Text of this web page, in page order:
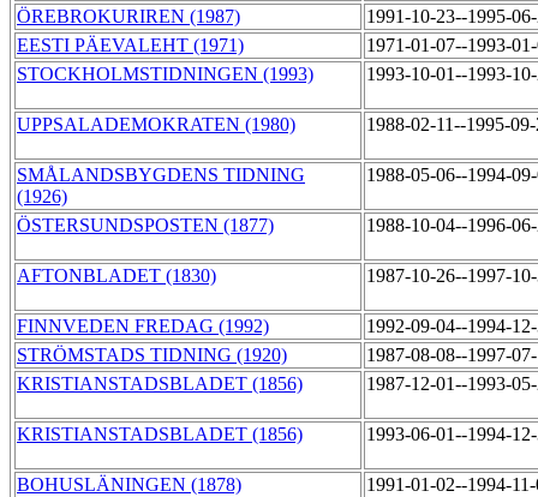
ÖREBROKURIREN (1987)
1991-10-23--1995-
EESTI PÄEVALEHT (1971)
1971-01-07--1993-
STOCKHOLMSTIDNINGEN (1993)
1993-10-01--1993-
UPPSALADEMOKRATEN (1980) 1988-02-11--1995-
SMÅLANDSBYGDENS TIDNING
(1926)
1988-05-06--1994-
ÖSTERSUNDSPOSTEN (1877) 1988-10-04--1996-
AFTONBLADET (1830) 1987-10-26--1997-
FINNVEDEN FREDAG (1992)
1992-09-04--1994-
STRÖMSTADS TIDNING (1920)
1987-08-08--1997-
KRISTIANSTADSBLADET (1856)
1987-12-01--1993-
KRISTIANSTADSBLADET (1856) 1993-06-01--1994-
BOHUSLÄNINGEN (1878) 1991-01-02--1994-